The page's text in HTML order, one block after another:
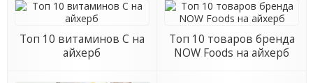
Топ 10 витаминов С на
айхерб
Топ 10 товаров бренда
NOW Foods на айхерб